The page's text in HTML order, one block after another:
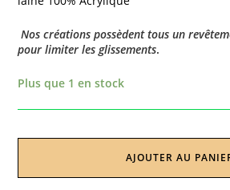
Nos créations possèdent tous un
pour limiter les glissements.
Plus que 1 en stock
AJOUTER AU